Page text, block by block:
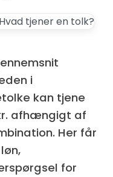
i
kan tjene
afhængigt af
Her får
for